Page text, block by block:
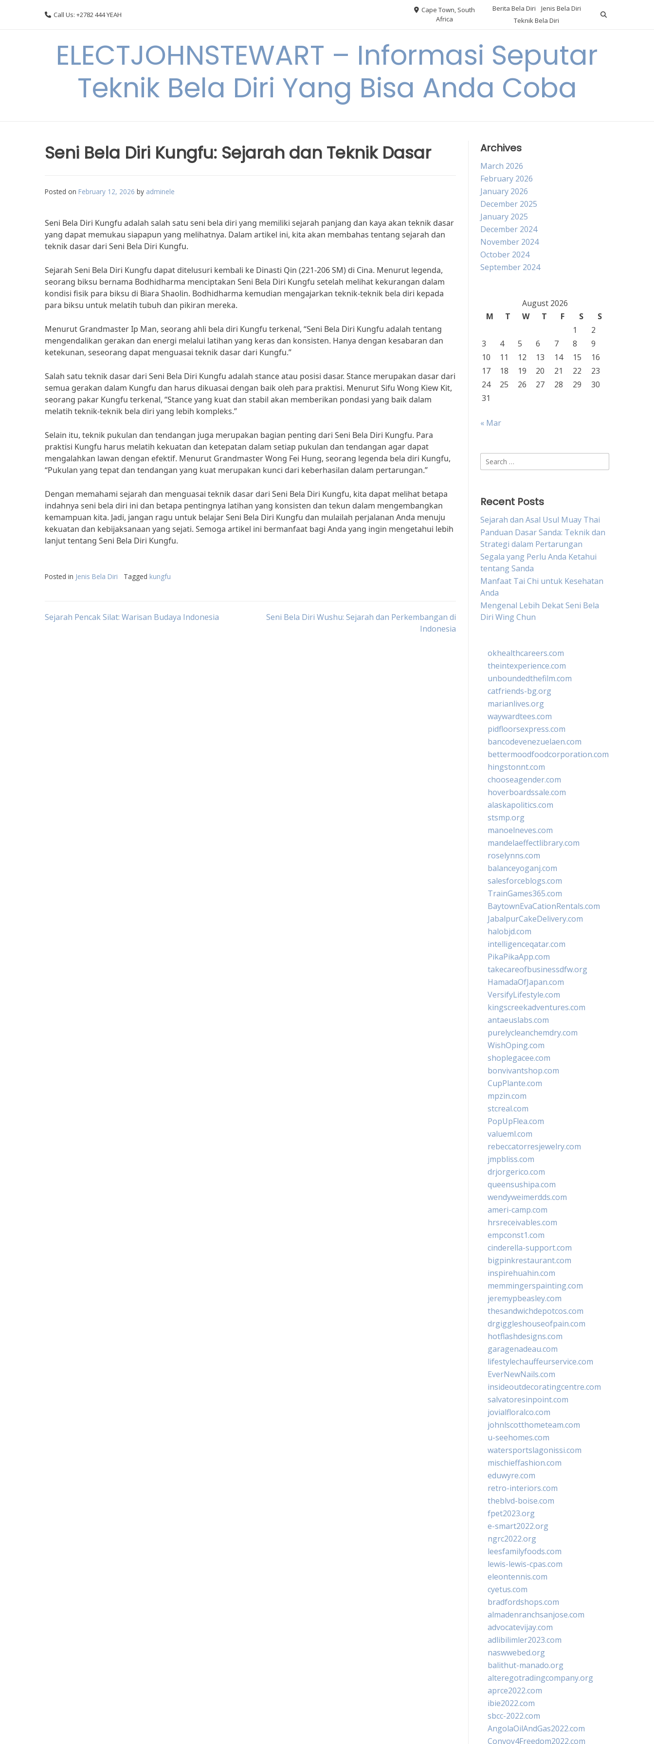
Call Us: +2782 444 YEAH
Cape Town, South
Africa
Berita Bela Diri
Jenis Bela Diri
Teknik Bela Diri
ELECTJOHNSTEWART – Informasi Seputar
Teknik Bela Diri Yang Bisa Anda Coba
Seni Bela Diri Kungfu: Sejarah dan Teknik Dasar
Posted on February 12, 2026 by adminele
Seni Bela Diri Kungfu adalah salah satu seni bela diri yang memiliki sejarah panjang dan kaya akan teknik dasar
yang dapat memukau siapapun yang melihatnya. Dalam artikel ini, kita akan membahas tentang sejarah dan
teknik dasar dari Seni Bela Diri Kungfu.
Sejarah Seni Bela Diri Kungfu dapat ditelusuri kembali ke Dinasti Qin (221-206 SM) di Cina. Menurut legenda,
seorang biksu bernama Bodhidharma menciptakan Seni Bela Diri Kungfu setelah melihat kekurangan dalam
kondisi fisik para biksu di Biara Shaolin. Bodhidharma kemudian mengajarkan teknik-teknik bela diri kepada
para biksu untuk melatih tubuh dan pikiran mereka.
Menurut Grandmaster Ip Man, seorang ahli bela diri Kungfu terkenal, “Seni Bela Diri Kungfu adalah tentang
mengendalikan gerakan dan energi melalui latihan yang keras dan konsisten. Hanya dengan kesabaran dan
ketekunan, seseorang dapat menguasai teknik dasar dari Kungfu.”
Salah satu teknik dasar dari Seni Bela Diri Kungfu adalah stance atau posisi dasar. Stance merupakan dasar dari
semua gerakan dalam Kungfu dan harus dikuasai dengan baik oleh para praktisi. Menurut Sifu Wong Kiew Kit,
seorang pakar Kungfu terkenal, “Stance yang kuat dan stabil akan memberikan pondasi yang baik dalam
melatih teknik-teknik bela diri yang lebih kompleks.”
Selain itu, teknik pukulan dan tendangan juga merupakan bagian penting dari Seni Bela Diri Kungfu. Para
praktisi Kungfu harus melatih kekuatan dan ketepatan dalam setiap pukulan dan tendangan agar dapat
mengalahkan lawan dengan efektif. Menurut Grandmaster Wong Fei Hung, seorang legenda bela diri Kungfu,
“Pukulan yang tepat dan tendangan yang kuat merupakan kunci dari keberhasilan dalam pertarungan.”
Dengan memahami sejarah dan menguasai teknik dasar dari Seni Bela Diri Kungfu, kita dapat melihat betapa
indahnya seni bela diri ini dan betapa pentingnya latihan yang konsisten dan tekun dalam mengembangkan
kemampuan kita. Jadi, jangan ragu untuk belajar Seni Bela Diri Kungfu dan mulailah perjalanan Anda menuju
kekuatan dan kebijaksanaan yang sejati. Semoga artikel ini bermanfaat bagi Anda yang ingin mengetahui lebih
lanjut tentang Seni Bela Diri Kungfu.
Posted in Jenis Bela Diri Tagged kungfu
Post
Sejarah Pencak Silat: Warisan Budaya Indonesia
Seni Bela Diri Wushu: Sejarah dan Perkembangan di
Indonesia
Archives
March 2026
February 2026
January 2026
December 2025
January 2025
December 2024
November 2024
October 2024
September 2024
August 2026
M
T W T F S
S
1
2
3
4 5 6 7 8
9
10
11 12 13 14 15
16
17
18 19 20 21 22
23
24
25 26 27 28 29
30
31
« Mar
Search
for:
Recent Posts
Sejarah dan Asal Usul Muay Thai
Panduan Dasar Sanda: Teknik dan
Strategi dalam Pertarungan
Segala yang Perlu Anda Ketahui
tentang Sanda
Manfaat Tai Chi untuk Kesehatan
Anda
Mengenal Lebih Dekat Seni Bela
Diri Wing Chun
okhealthcareers.com
theintexperience.com
unboundedthefilm.com
catfriends-bg.org
marianlives.org
waywardtees.com
pidfloorsexpress.com
bancodevenezuelaen.com
bettermoodfoodcorporation.com
hingstonnt.com
chooseagender.com
hoverboardssale.com
alaskapolitics.com
stsmp.org
manoelneves.com
mandelaeffectlibrary.com
roselynns.com
balanceyoganj.com
salesforceblogs.com
TrainGames365.com
BaytownEvaCationRentals.com
JabalpurCakeDelivery.com
halobjd.com
intelligenceqatar.com
PikaPikaApp.com
takecareofbusinessdfw.org
HamadaOfJapan.com
VersifyLifestyle.com
kingscreekadventures.com
antaeuslabs.com
purelycleanchemdry.com
WishOping.com
shoplegacee.com
bonvivantshop.com
CupPlante.com
mpzin.com
stcreal.com
PopUpFlea.com
valueml.com
rebeccatorresjewelry.com
jmpbliss.com
drjorgerico.com
queensushipa.com
wendyweimerdds.com
ameri-camp.com
hrsreceivables.com
empconst1.com
cinderella-support.com
bigpinkrestaurant.com
inspirehuahin.com
memmingerspainting.com
jeremypbeasley.com
thesandwichdepotcos.com
drgiggleshouseofpain.com
hotflashdesigns.com
garagenadeau.com
lifestylechauffeurservice.com
EverNewNails.com
insideoutdecoratingcentre.com
salvatoresinpoint.com
jovialfloralco.com
johnlscotthometeam.com
u-seehomes.com
watersportslagonissi.com
mischieffashion.com
eduwyre.com
retro-interiors.com
theblvd-boise.com
fpet2023.org
e-smart2022.org
ngrc2022.org
leesfamilyfoods.com
lewis-lewis-cpas.com
eleontennis.com
cyetus.com
bradfordshops.com
almadenranchsanjose.com
advocatevijay.com
adlibilimler2023.com
naswwebed.org
balithut-manado.org
alteregotradingcompany.org
aprce2022.com
ibie2022.com
sbcc-2022.com
AngolaOilAndGas2022.com
Convoy4Freedom2022.com